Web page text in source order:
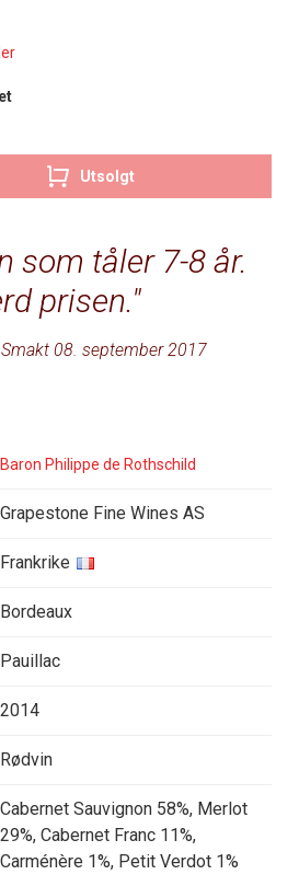
som tåler 7-8 år.
prisen.
08. september 2017
Baron Philippe de Rothschild
Grapestone Fine Wines AS
Frankrike
Bordeaux
Pauillac
2014
Rødvin
Cabernet Sauvignon 58%, Merlot
29%, Cabernet Franc 11%,
Carménère 1%, Petit Verdot 1%
Utsolgt